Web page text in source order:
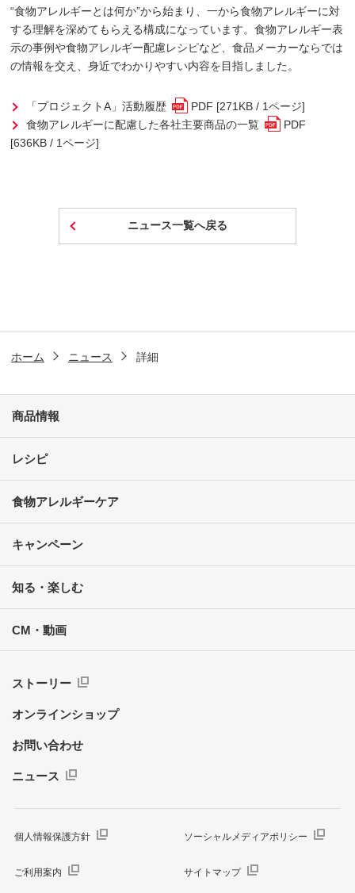
“食物アレルギーとは何か”から始まり、一から食物アレルギーに対
する理解を深めてもらえる構成になっています。食物アレルギー表
示の事例や食物アレルギー配慮レシピなど、食品メーカーならでは
の情報を交え、身近でわかりやすい内容を目指しました。
「プロジェクトA」活動履歴
PDF [271KB / 1ページ]
食物アレルギーに配慮した各社主要商品の一覧
PDF
[636KB / 1ページ]
ニュース一覧へ戻る
ホーム ニュース 詳細
商品情報
レシピ
食物アレルギーケア
キャンペーン
知る・楽しむ
CM・動画
ストーリー
オンラインショップ
お問い合わせ
ニュース
個人情報保護方針 ソーシャルメディアポリシー
ご利用案内 サイトマップ